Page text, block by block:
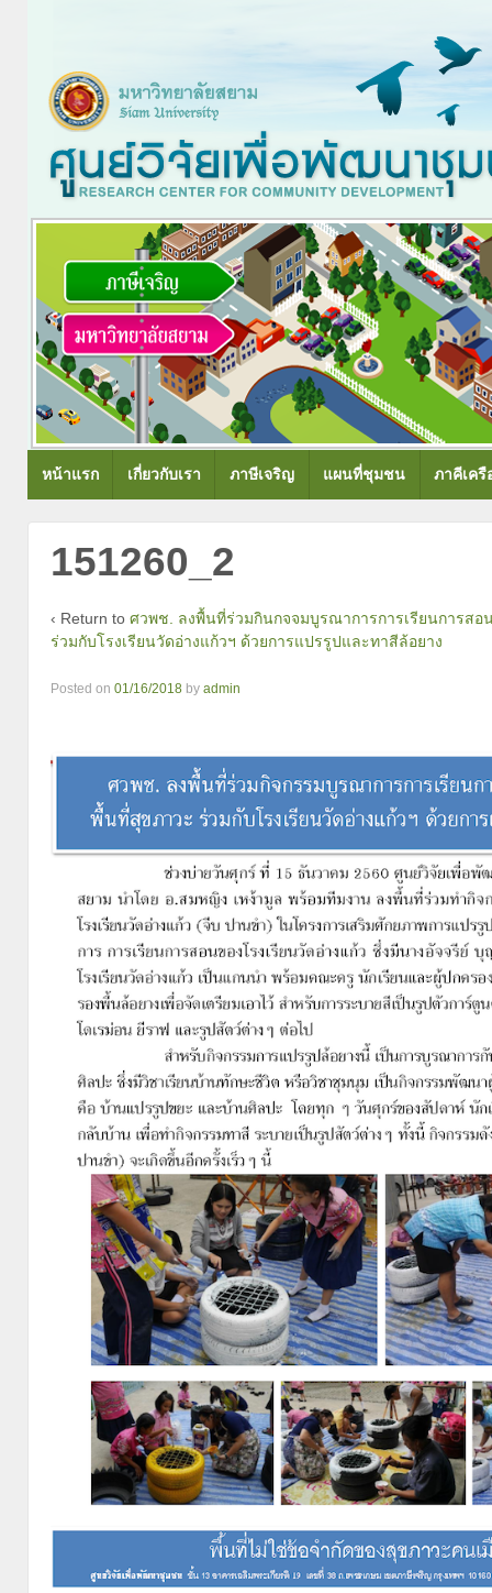
หน้าแรก เกี่ยวกับเรา ภาษีเจริญ แผนที่ชุมชน ภาคีเครื
151260_2
‹ Return to ศวพช. ลงพื้นที่ร่วมกินกจจมบูรณาการการเรียนการส
ร่วมกับโรงเรียนวัดอ่างแก้วฯ ด้วยการแปรรูปและทาสีล้อยาง
Posted on 01/16/2018 by admin